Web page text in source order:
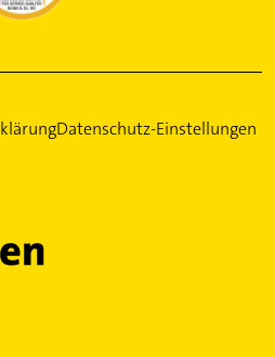
Datenschutz-Einstellungen